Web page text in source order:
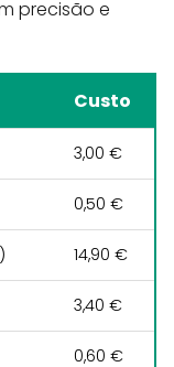
precisão e
Custo
3,00 €
0,50 €
14,90 €
3,40 €
0,60 €